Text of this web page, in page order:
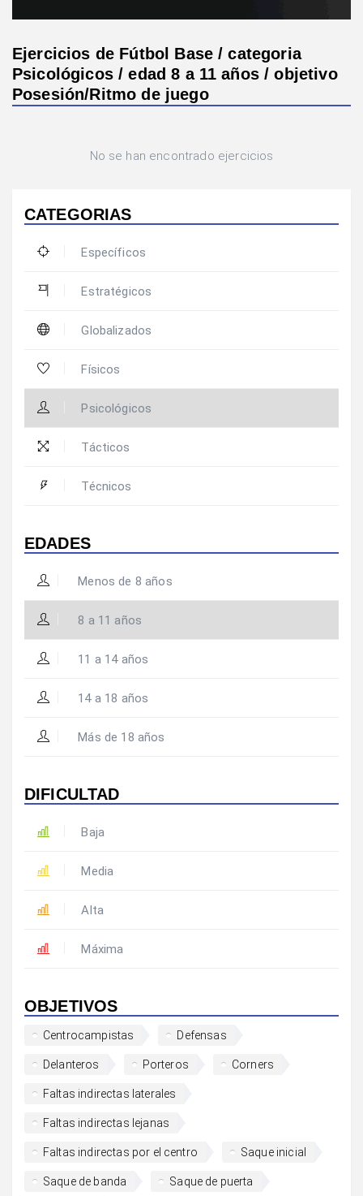
Ejercicios de Fútbol Base / categoria
Psicológicos / edad 8 a 11 años / objetivo
Posesión/Ritmo de juego
No se han encontrado ejercicios
CATEGORIAS
Específicos
Estratégicos
Globalizados
Físicos
Psicológicos
Tácticos
Técnicos
EDADES
Menos de 8 años
8 a 11 años
11 a 14 años
14 a 18 años
Más de 18 años
DIFICULTAD
Baja
Media
Alta
Máxima
OBJETIVOS
Centrocampistas Defensas
Delanteros Porteros Corners
Faltas indirectas laterales
Faltas indirectas lejanas
Faltas indirectas por el centro Saque inicial
Saque de banda Saque de puerta